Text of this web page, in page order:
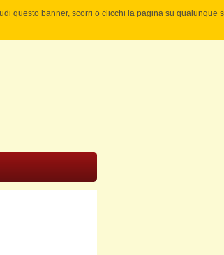
questo banner, scorri o clicchi la pagina su qualunque